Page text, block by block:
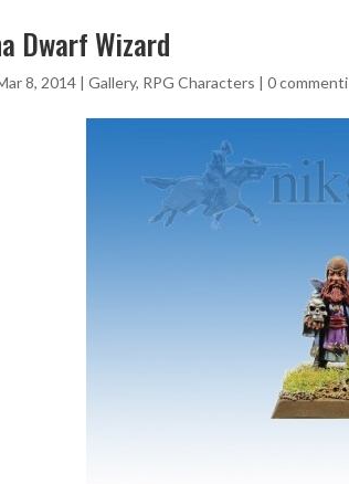
Dwarf Wizard
8, 2014 |Gallery, RPG Characters |0 commenti